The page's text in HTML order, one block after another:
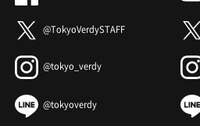
@TokyoVerdySTAFF
@tokyo_verdy
@tokyoverdy